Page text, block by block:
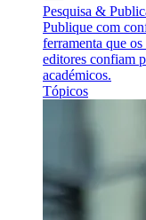
Pesquisa &
Publique com
ferramenta que
editores confiam
académicos.
Tópicos